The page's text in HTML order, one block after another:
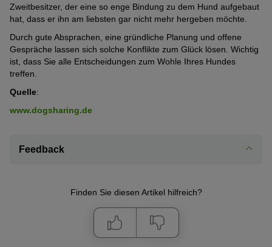
Zweitbesitzer, der eine so enge Bindung zu dem Hund aufgebaut
hat, dass er ihn am liebsten gar nicht mehr hergeben möchte.
Durch gute Absprachen, eine gründliche Planung und offene
Gespräche lassen sich solche Konflikte zum Glück lösen. Wichtig
ist, dass Sie alle Entscheidungen zum Wohle Ihres Hundes
treffen.
Quelle:
www.dogsharing.de
Feedback
Finden Sie diesen Artikel hilfreich?